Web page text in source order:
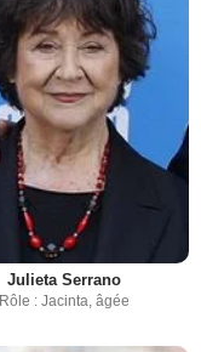
Julieta Serrano
Rôle : Jacinta, âgée